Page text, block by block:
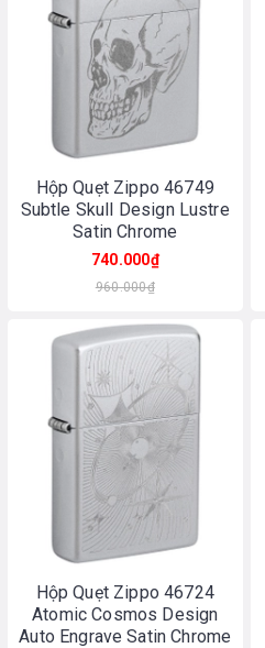
Hộp Quẹt Zippo 46749
Subtle Skull Design Lustre
Satin Chrome
740.000₫
960.000₫
Hộp Quẹt Zippo 46724
Atomic Cosmos Design
Auto Engrave Satin Chrome